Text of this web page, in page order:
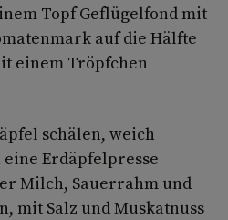
Topf Geflügelfond mit
auf die Hälfte
einem Tröpfchen
schälen, weich
Erdäpfelpresse
Milch, Sauerrahm und
mit Salz und Muskatnuss